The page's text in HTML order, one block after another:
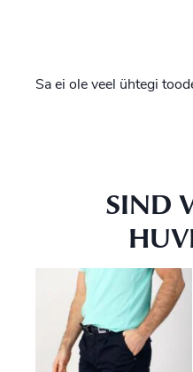
Sa ei ole veel ühtegi
SIND